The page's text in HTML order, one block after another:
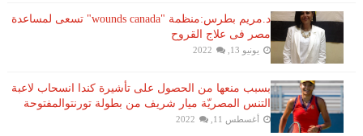
د.مريم بطرس:منظمة "wounds canada" تسعى لمساعدة
مصر فى علاج القروح
يونيو 13, 2022
بسبب منعها من الحصول على تأشيرة كندا انسحاب لاعبة ​
التنس​ المصريّة ​ميار شريف​ من بطولة ​تورنتو​المفتوحة
أغسطس 11, 2022